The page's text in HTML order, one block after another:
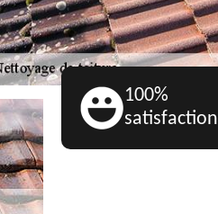
100%
satisfaction